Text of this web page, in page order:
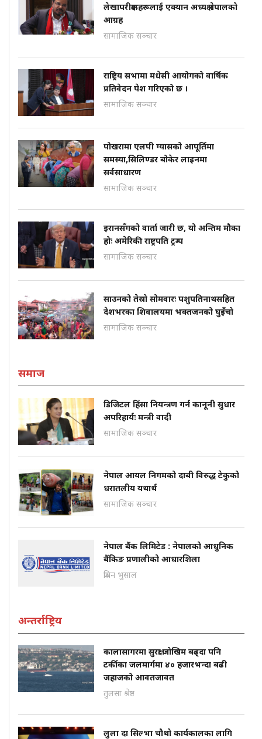
लेखापरीक्षकहरूलाई एक्यान अध्यक्ष नेपालको
आग्रह
सामाजिक सञ्चार
राष्ट्रिय सभामा मधेसी आयोगको वार्षिक
प्रतिवेदन पेश गरिएको छ ।
सामाजिक सञ्चार
पोखरामा एलपी ग्यासको आपूर्तिमा
समस्या,सिलिण्डर बोकेर लाइनमा
सर्वसाधारण
सामाजिक सञ्चार
इरानसँगको वार्ता जारी छ, यो अन्तिम मौका
होः अमेरिकी राष्ट्रपति ट्रम्प
सामाजिक सञ्चार
साउनको तेस्रो सोमवारः पशुपतिनाथसहित
देशभरका शिवालयमा भक्तजनको घुइँचो
सामाजिक सञ्चार
समाज
डिजिटल हिंसा नियन्त्रण गर्न कानूनी सुधार
अपरिहार्यः मन्त्री वादी
सामाजिक सञ्चार
नेपाल आयल निगमको दाबी विरुद्ध टेकुको
धरातलीय यथार्थ
सामाजिक सञ्चार
नेपाल बैंक लिमिटेड : नेपालको आधुनिक
बैंकिङ प्रणालीको आधारशिला
प्रबिन भुसाल
अन्तर्राष्ट्रिय
कालासागरमा सुरक्षा जोखिम बढ्दा पनि
टर्कीका जलमार्गमा ४० हजारभन्दा बढी
जहाजको आवतजावत
तुलसा श्रेष्ठ
लुला दा सिल्भा चौथो कार्यकालका लागि